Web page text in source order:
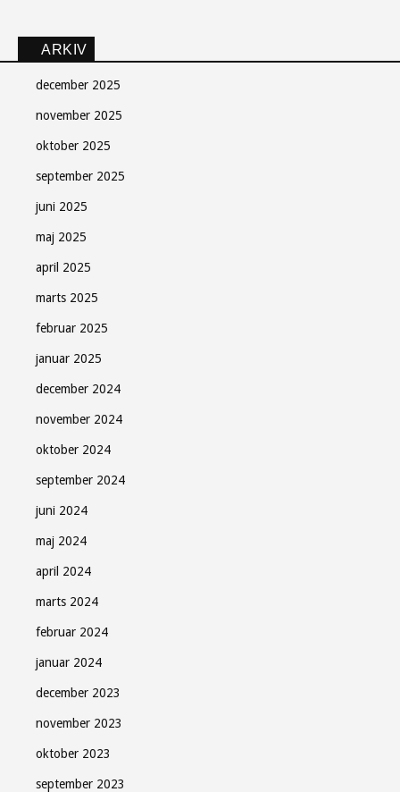
ARKIV
december 2025
november 2025
oktober 2025
september 2025
juni 2025
maj 2025
april 2025
marts 2025
februar 2025
januar 2025
december 2024
november 2024
oktober 2024
september 2024
juni 2024
maj 2024
april 2024
marts 2024
februar 2024
januar 2024
december 2023
november 2023
oktober 2023
september 2023